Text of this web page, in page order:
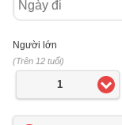
đi
Người lớn
(Trên 12 tuổi)
1